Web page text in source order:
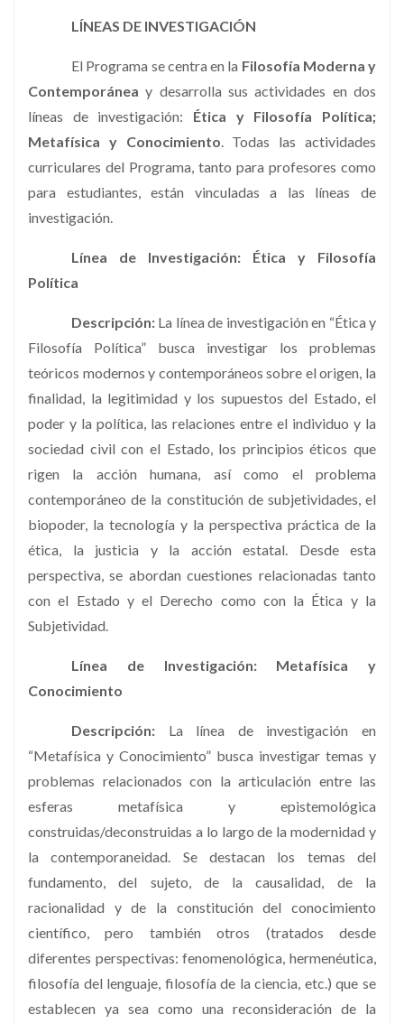
LÍNEAS DE INVESTIGACIÓN
El Programa se centra en la Filosofía Moderna y
Contemporánea y desarrolla sus actividades en dos
líneas de investigación: Ética y Filosofía Política;
Metafísica y Conocimiento. Todas las actividades
curriculares del Programa, tanto para profesores como
para estudiantes, están vinculadas a las líneas de
investigación.
Línea de Investigación: Ética y Filosofía
Política
Descripción: La línea de investigación en “Ética y
Filosofía Política” busca investigar los problemas
teóricos modernos y contemporáneos sobre el origen, la
finalidad, la legitimidad y los supuestos del Estado, el
poder y la política, las relaciones entre el individuo y la
sociedad civil con el Estado, los principios éticos que
rigen la acción humana, así como el problema
contemporáneo de la constitución de subjetividades, el
biopoder, la tecnología y la perspectiva práctica de la
ética, la justicia y la acción estatal. Desde esta
perspectiva, se abordan cuestiones relacionadas tanto
con el Estado y el Derecho como con la Ética y la
Subjetividad.
Línea de Investigación: Metafísica y
Conocimiento
Descripción: La línea de investigación en
“Metafísica y Conocimiento” busca investigar temas y
problemas relacionados con la articulación entre las
esferas metafísica y epistemológica
construidas/deconstruidas a lo largo de la modernidad y
la contemporaneidad. Se destacan los temas del
fundamento, del sujeto, de la causalidad, de la
racionalidad y de la constitución del conocimiento
científico, pero también otros (tratados desde
diferentes perspectivas: fenomenológica, hermenéutica,
filosofía del lenguaje, filosofía de la ciencia, etc.) que se
establecen ya sea como una reconsideración de la